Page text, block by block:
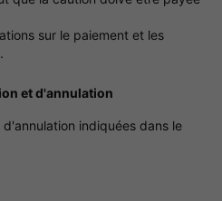
sur le paiement et les
.
et d'annulation
indiquées dans le